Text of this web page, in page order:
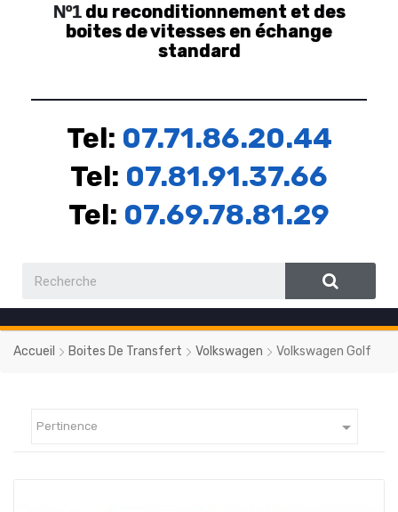
Nº1du reconditionnement et des
boites de vitesses en échange
standard
Tel: 07.71.86.20.44
Tel: 07.81.91.37.66
Tel: 07.69.78.81.29
Accueil Boites De Transfert Volkswagen Volkswagen Golf
Pertinence 